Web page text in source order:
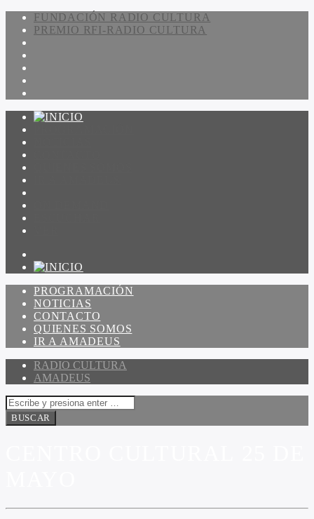
FUNDACIÓN RADIO CULTURA
PREMIO RFI-RADIO CULTURA
PROGRAMACIÓN
NOTICIAS
CONTACTO
QUIENES SOMOS
IR A AMADEUS
RADIO CULTURA
AMADEUS